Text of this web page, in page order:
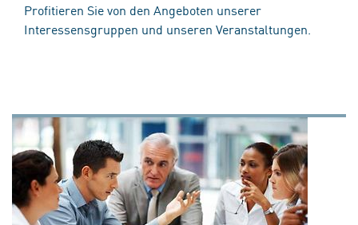
Profitieren Sie von den Angeboten unserer
Interessensgruppen und unseren Veranstaltungen.